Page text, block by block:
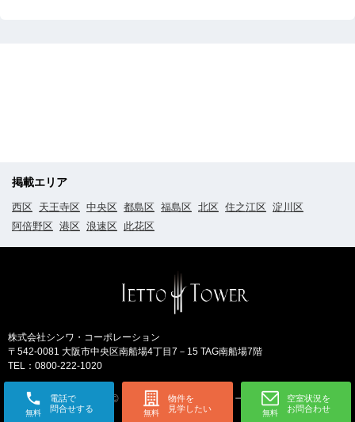
無料
電話で
問合せする
無料
物件を
見学したい
無料
空室状況を
お問合わせ
掲載エリア
西区 天王寺区 中央区 都島区 福島区 北区 住之江区 淀川区
阿倍野区 港区 浪速区 此花区
株式会社シンワ・コーポレーション
〒542-0081 大阪市中央区南船場4丁目7－15 TAG南船場7階
TEL：0800-222-1020
© 2022-2026 イエットタワー